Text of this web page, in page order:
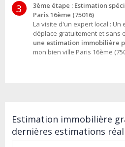
3
3ème étape : Estimation
Paris 16ème (75016)
La visite d'un expert local : Un
déplace gratuitement et sans
une estimation immobilière
mon bien ville Paris 16ème
Estimation immobilière
dernières estimations